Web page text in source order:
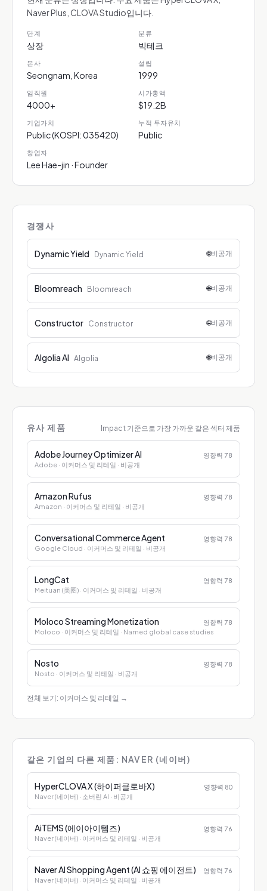
Naver Plus, CLOVA Studio입니다.
단계
상장
분류
빅테크
본사
Seongnam, Korea
설립
1999
임직원
4000+
시가총액
$19.2B
기업가치
Public (KOSPI: 035420)
누적 투자유치
Public
창업자
Lee Hae-jin · Founder
경쟁사
Dynamic Yield Dynamic Yield 🌐비공개
Bloomreach Bloomreach 🌐비공개
Constructor Constructor 🌐비공개
Algolia AI Algolia 🌐비공개
유사 제품 Impact 기준으로 가장 가까운 같은 섹터 제품
Adobe Journey Optimizer AI 영향력 78
Adobe · 이커머스 및 리테일 · 비공개
Amazon Rufus 영향력 78
Amazon · 이커머스 및 리테일 · 비공개
Conversational Commerce Agent 영향력 78
Google Cloud · 이커머스 및 리테일 · 비공개
LongCat 영향력 78
Meituan (美图) · 이커머스 및 리테일 · 비공개
Moloco Streaming Monetization 영향력 78
Moloco · 이커머스 및 리테일 · Named global case studies
Nosto 영향력 78
Nosto · 이커머스 및 리테일 · 비공개
전체 보기: 이커머스 및 리테일 →
같은 기업의 다른 제품: NAVER (네이버)
HyperCLOVA X (하이퍼클로바X) 영향력 80
Naver (네이버) · 소버린 AI · 비공개
AiTEMS (에이아이템즈) 영향력 76
Naver (네이버) · 이커머스 및 리테일 · 비공개
Naver AI Shopping Agent (AI 쇼핑 에이전트) 영향력 76
Naver (네이버) · 이커머스 및 리테일 · 비공개